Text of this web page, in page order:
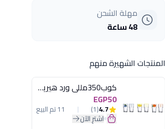
مهلة الشحن
48 ساعة
المنتجات الشهيرة منهم
كوب350مللى ورد هيريفين
EGP50
4.7
(1) 11 تم البيع
اشترِ الآن